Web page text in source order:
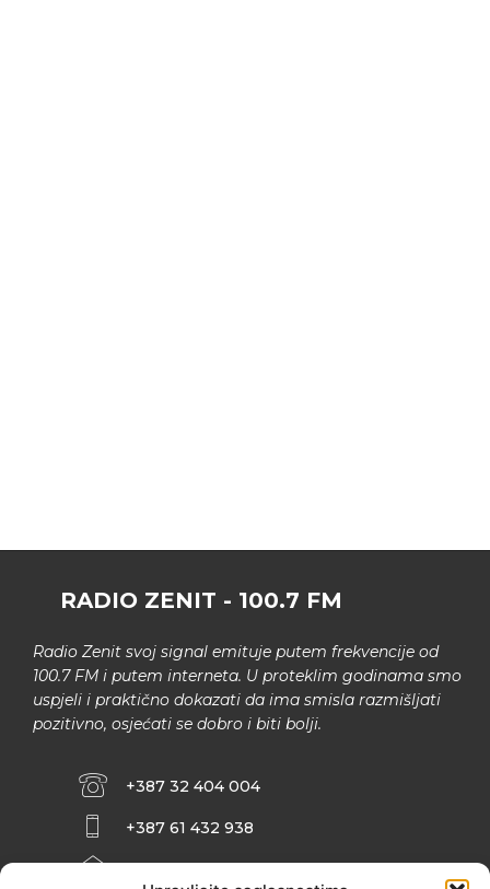
RADIO ZENIT - 100.7 FM
Radio Zenit svoj signal emituje putem frekvencije od
100.7 FM i putem interneta. U proteklim godinama smo
uspjeli i praktično dokazati da ima smisla razmišljati
pozitivno, osjećati se dobro i biti bolji.
+387 32 404 004
+387 61 432 938
INFO@ZENIT.BA